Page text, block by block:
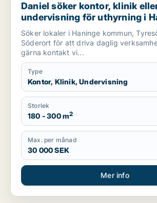
Daniel söker kontor, klinik
undervisning för uthyrning i
Tyresö eller Söderort
Söker lokaler i Haninge kommun,
Söderort för att driva daglig
gärna kontakt vi...
Type
Kontor, Klinik, Undervisning
Storlek
180 - 300 m2
Max. per månad
30 000 SEK
Mer info